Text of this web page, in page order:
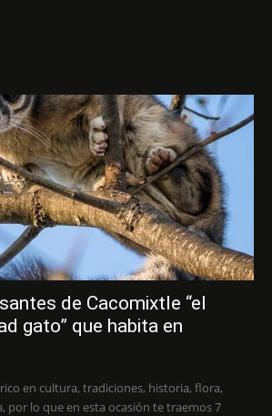
de Cacomixtle “el
gato” que habita en
en cultura, tradiciones, historia, flora,
por lo que en esta ocasión te traemos 7